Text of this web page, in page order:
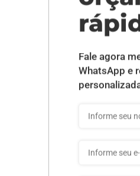
- 1000 unid